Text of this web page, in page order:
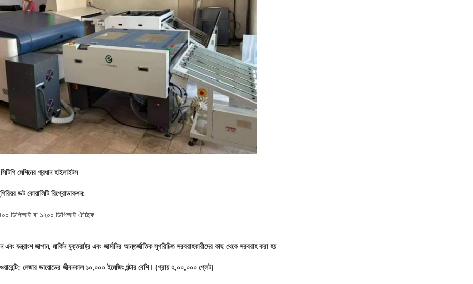
মেশিনের প্রধান হাইলাইটস
ডট কোয়ালিটি রিপ্রোডাকশন:
ডিপিআই বা ১২০০ ডিপিআই ঐচ্ছিক
এবং যন্ত্রাংশ জাপান, মার্কিন যুক্তরাষ্ট্র এবং জার্মানির আন্তর্জাতিক সুপরিচিত সরবরাহকারীদের কাছ থেকে সরবরাহ করা হয়
ওয়ারেন্টি: লেজার ডায়োডের জীবনকাল ১০,০০০ ইমেজিং ঘন্টার বেশি। (প্রায় ২,০০,০০০ প্লেট)